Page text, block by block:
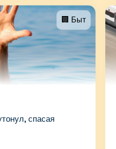
🏢 Быт
спасая